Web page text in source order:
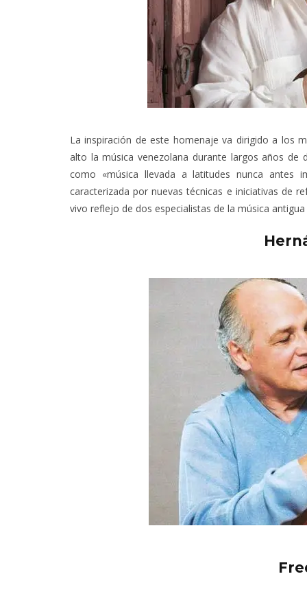
La inspiración de este homenaje va dirigido a los
alto la música venezolana durante largos años de
como «música llevada a latitudes nunca antes
caracterizada por nuevas técnicas e iniciativas de
vivo reflejo de dos especialistas de la música
GHOST